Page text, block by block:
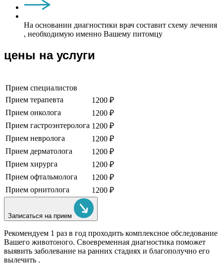
На основании диагностики врач составит схему лечения
, необходимую именно Вашему питомцу
цены на услуги
Прием специалистов
Прием терапевта
1200 ₽
Прием онколога
1200 ₽
Прием гастроэнтеролога 1200 ₽
Прием невролога
1200 ₽
Прием дерматолога
1200 ₽
Прием хирурга
1200 ₽
Прием офтальмолога
1200 ₽
Прием орнитолога
1200 ₽
Записаться на прием
Рекомендуем 1 раз в год проходить комплексное обследование
Вашего животоного. Своевременная диагностика поможет
выявить заболевание на ранних стадиях и благополучно его
вылечить .